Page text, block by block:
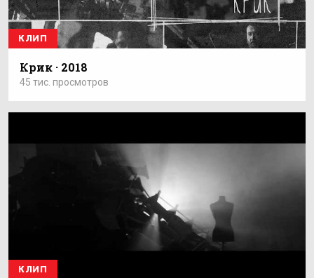
КЛИП
Крик · 2018
45 тис. просмотров
КЛИП